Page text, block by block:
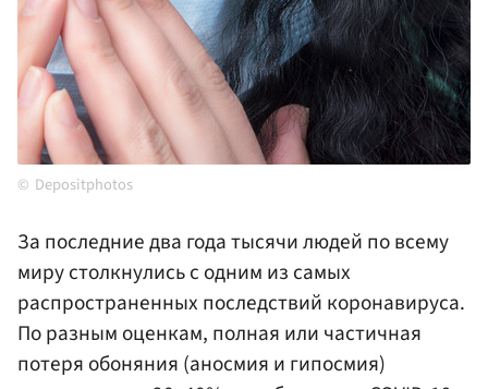
Depositphotos
За последние два года тысячи людей по всему
миру столкнулись с одним из самых
распространенных последствий коронавируса.
По разным оценкам, полная или частичная
потеря обоняния (аносмия и гипосмия)